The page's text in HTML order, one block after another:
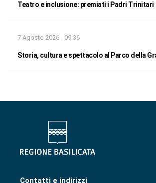
Teatro e inclusione: premiati i Padri Trinitari
7 Agosto 2026 - 09:36
Storia, cultura e spettacolo al Parco della
Contatti e indirizzi